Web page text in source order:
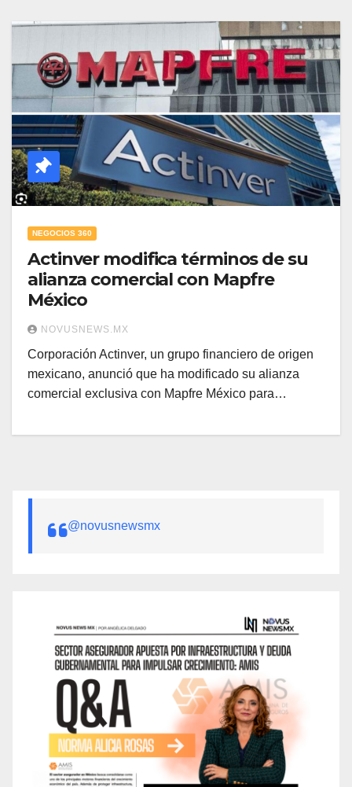
NEGOCIOS 360
Actinver modifica términos de su
alianza comercial con Mapfre
México
NOVUSNEWS.MX
Corporación Actinver, un grupo financiero de origen
mexicano, anunció que ha modificado su alianza
comercial exclusiva con Mapfre México para…
@novusnewsmx